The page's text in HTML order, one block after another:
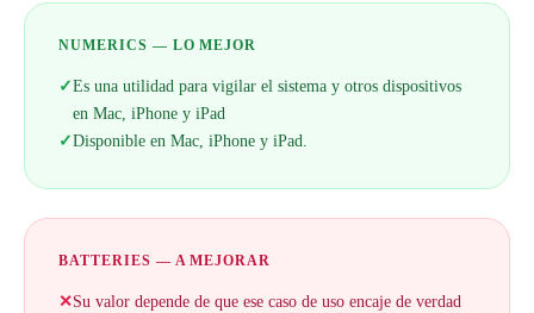
NUMERICS — LO MEJOR
✓Es una utilidad para vigilar el sistema y otros dispositivos
en Mac, iPhone y iPad
✓Disponible en Mac, iPhone y iPad.
BATTERIES — A MEJORAR
✕Su valor depende de que ese caso de uso encaje de verdad